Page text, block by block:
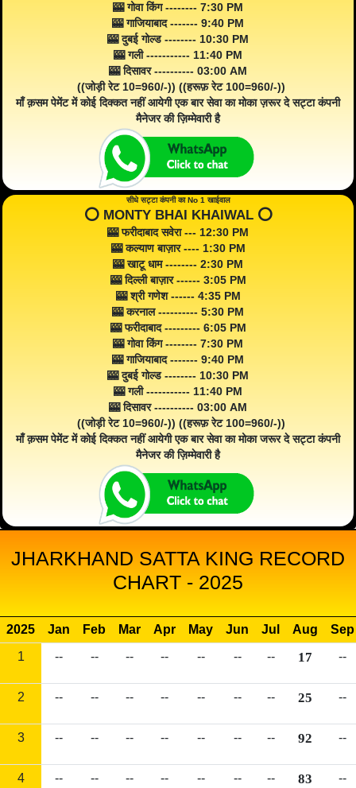
🎰 गोवा किंग -------- 7:30 PM
🎰 गाजियाबाद ------- 9:40 PM
🎰 दुबई गोल्ड -------- 10:30 PM
🎰 गली ----------- 11:40 PM
🎰 दिसावर ---------- 03:00 AM
((जोड़ी रेट 10=960/-)) ((हरूफ़ रेट 100=960/-))
माँ क़सम पेमेंट में कोई दिक्कत नहीं आयेगी एक बार सेवा का मोका ज़रूर दे सट्टा कंपनी
मैनेजर की ज़िम्मेवारी है
सीधे सट्टा कंपनी का No 1 खाईवाल
⭕️ MONTY BHAI KHAIWAL ⭕️
🎰 फरीदाबाद सवेरा --- 12:30 PM
🎰 कल्याण बाज़ार ---- 1:30 PM
🎰 खाटू धाम -------- 2:30 PM
🎰 दिल्ली बाज़ार ------ 3:05 PM
🎰 श्री गणेश ------ 4:35 PM
🎰 करनाल ---------- 5:30 PM
🎰 फरीदाबाद --------- 6:05 PM
🎰 गोवा किंग -------- 7:30 PM
🎰 गाजियाबाद ------- 9:40 PM
🎰 दुबई गोल्ड -------- 10:30 PM
🎰 गली ----------- 11:40 PM
🎰 दिसावर ---------- 03:00 AM
((जोड़ी रेट 10=960/-)) ((हरूफ़ रेट 100=960/-))
माँ क़सम पेमेंट में कोई दिक्कत नहीं आयेगी एक बार सेवा का मोका जरूर दे सट्टा कंपनी
मैनेजर की ज़िम्मेवारी है
JHARKHAND SATTA KING RECORD
CHART - 2025
2025 Jan Feb Mar Apr May Jun Jul Aug
Sep
1
-- -- -- -- -- -- -- 17 --
2 -- -- -- -- -- -- -- 25 --
3 -- -- -- -- -- -- -- 92 --
4 -- -- -- -- -- -- -- 83 --